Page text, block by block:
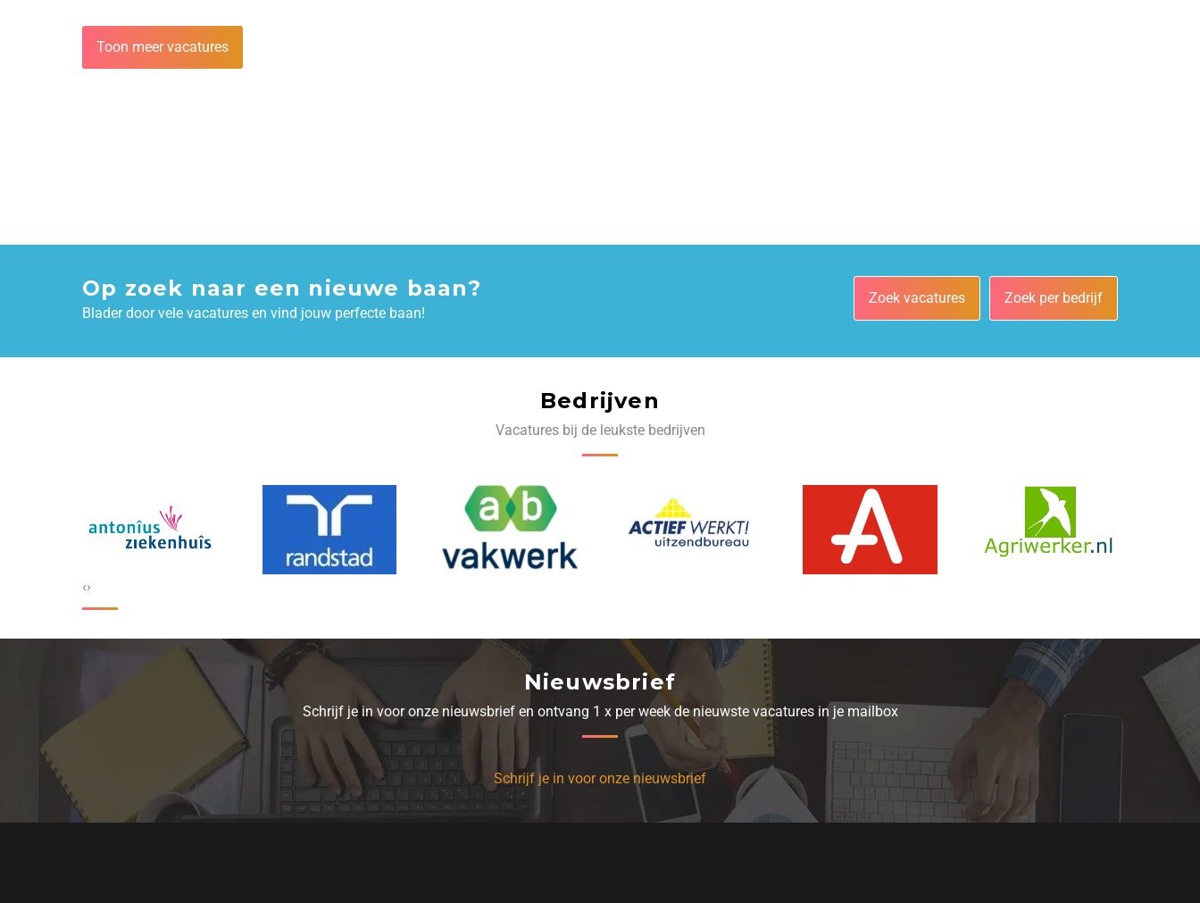
Toon meer vacatures
Op zoek naar een nieuwe baan?
Blader door vele vacatures en vind jouw perfecte baan!
Zoek vacatures Zoek per bedrijf
Bedrijven
Vacatures bij de leukste bedrijven
‹›
Nieuwsbrief
Schrijf je in voor onze nieuwsbrief en ontvang 1 x per week de nieuwste vacatures in je mailbox
Schrijf je in voor onze nieuwsbrief